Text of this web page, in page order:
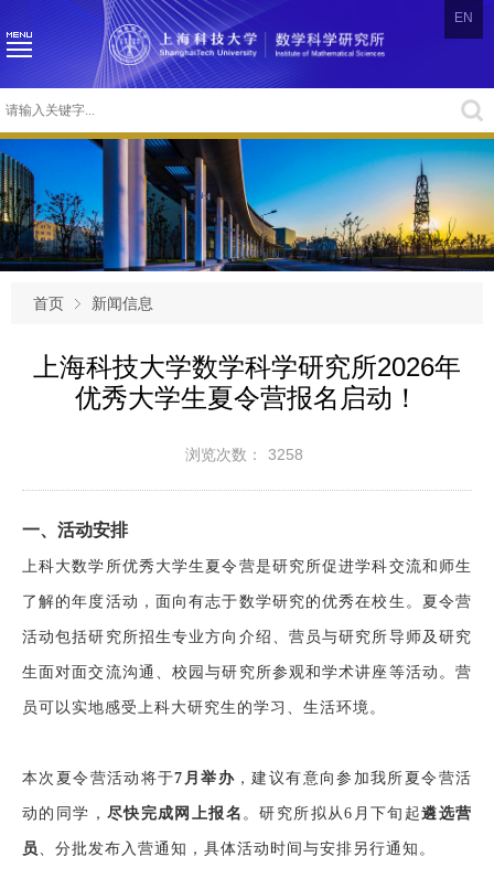
EN
首页 新闻信息
上海科技大学数学科学研究所2026年
优秀大学生夏令营报名启动！
浏览次数： 3258
一、活动安排
上科大数学所优秀大学生夏令营是研究所促进学科交流和师生
了解的年度活动，面向有志于数学研究的优秀在校生。夏令营
活动包括研究所招生专业方向介绍、营员与研究所导师及研究
生面对面交流沟通、校园与研究所参观和学术讲座等活动。营
员可以实地感受上科大研究生的学习、生活环境。
本次夏令营活动将于7月举办 ，建议有意向参加我所夏令营活
动的同学， 尽快完成网上报名 。研究所拟从6月下旬起遴选营
员 、分批发布入营通知，具体活动时间与安排另行通知。